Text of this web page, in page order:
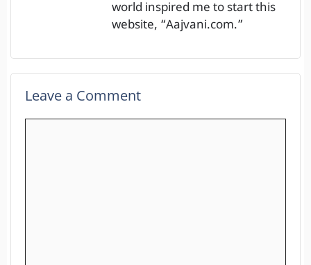
world inspired me to start this
website, “Aajvani.com.”
Leave a Comment